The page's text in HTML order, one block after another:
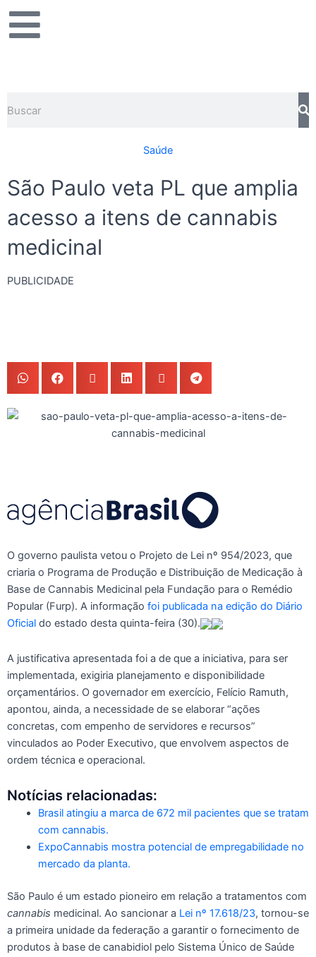
para
Saúde
São Paulo veta PL que amplia
acesso a itens de cannabis
medicinal
PUBLICIDADE
O governo paulista vetou o Projeto de Lei nº 954/2023, que
criaria o Programa de Produção e Distribuição de Medicação à
Base de Cannabis Medicinal pela Fundação para o Remédio
Popular (Furp). A informação foi publicada na edição do Diário
Oficial do estado desta quinta-feira (30).
A justificativa apresentada foi a de que a iniciativa, para ser
implementada, exigiria planejamento e disponibilidade
orçamentários. O governador em exercício, Felício Ramuth,
apontou, ainda, a necessidade de se elaborar “ações
concretas, com empenho de servidores e recursos”
vinculados ao Poder Executivo, que envolvem aspectos de
ordem técnica e operacional.
Notícias relacionadas:
Brasil atingiu a marca de 672 mil pacientes que se tratam
com cannabis.
ExpoCannabis mostra potencial de empregabilidade no
mercado da planta.
São Paulo é um estado pioneiro em relação a tratamentos com
cannabis medicinal. Ao sancionar a Lei nº 17.618/23, tornou-se
a primeira unidade da federação a garantir o fornecimento de
produtos à base de canabidiol pelo Sistema Único de Saúde